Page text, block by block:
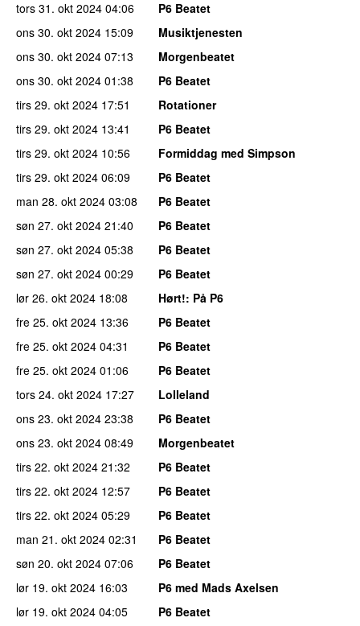
tors 31. okt 2024 04:06
P6 Beatet
ons 30. okt 2024 15:09
Musiktjenesten
ons 30. okt 2024 07:13
Morgenbeatet
ons 30. okt 2024 01:38
P6 Beatet
tirs 29. okt 2024 17:51
Rotationer
tirs 29. okt 2024 13:41
P6 Beatet
tirs 29. okt 2024 10:56
Formiddag med Simpson
tirs 29. okt 2024 06:09
P6 Beatet
man 28. okt 2024 03:08
P6 Beatet
søn 27. okt 2024 21:40
P6 Beatet
søn 27. okt 2024 05:38
P6 Beatet
søn 27. okt 2024 00:29
P6 Beatet
lør 26. okt 2024 18:08 Hørt!: På P6
fre 25. okt 2024 13:36
P6 Beatet
fre 25. okt 2024 04:31
P6 Beatet
fre 25. okt 2024 01:06
P6 Beatet
tors 24. okt 2024 17:27
Lolleland
ons 23. okt 2024 23:38
P6 Beatet
ons 23. okt 2024 08:49
Morgenbeatet
tirs 22. okt 2024 21:32
P6 Beatet
tirs 22. okt 2024 12:57
P6 Beatet
tirs 22. okt 2024 05:29
P6 Beatet
man 21. okt 2024 02:31
P6 Beatet
søn 20. okt 2024 07:06
P6 Beatet
lør 19. okt 2024 16:03
P6 med Mads Axelsen
lør 19. okt 2024 04:05
P6 Beatet